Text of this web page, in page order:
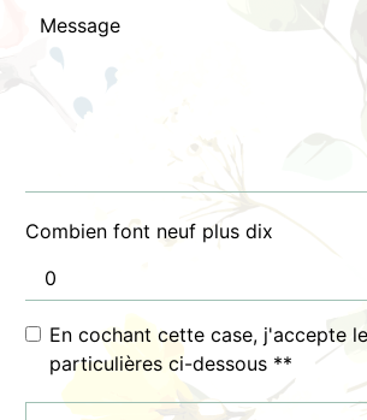
Combien font neuf plus dix
En cochant cette case, j'accepte
particulières ci-dessous **